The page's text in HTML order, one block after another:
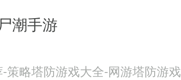
潮手游
策略塔防游戏大全-网游塔防游戏